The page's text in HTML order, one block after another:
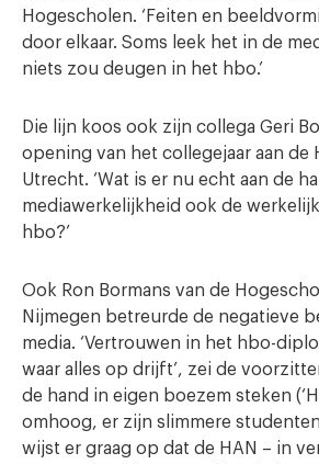
Hogescholen. ‘Feiten en
door elkaar. Soms leek het in de
niets zou deugen in het hbo.’
Die lijn koos ook zijn collega Geri
opening van het collegejaar aan de
Utrecht. ‘Wat is er nu echt aan de
mediawerkelijkheid ook de
hbo?’
Ook Ron Bormans van de
Nijmegen betreurde de negatieve
media. ‘Vertrouwen in het hbo-
waar alles op drijft’, zei de
de hand in eigen boezem steken
omhoog, er zijn slimmere
wijst er graag op dat de HAN – in